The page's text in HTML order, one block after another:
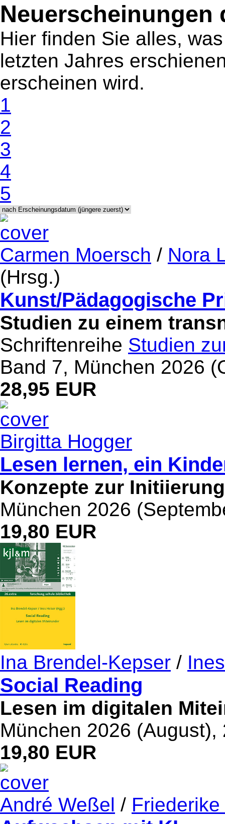
Neuerscheinungen
Hier finden Sie alles,
letzten Jahres
erscheinen wird.
1
2
3
4
5
Carmen Moersch / Nora
(Hrsg.)
Kunst/Pädagogische
Studien zu einem
Schriftenreihe Studien
Band 7, München 2026
28,95 EUR
Birgitta Hogger
Lesen lernen, ein
Konzepte zur
München 2026
19,80 EUR
Ina Brendel-Kepser /
Social Reading
Lesen im digitalen
München 2026 (August),
19,80 EUR
André Weßel /